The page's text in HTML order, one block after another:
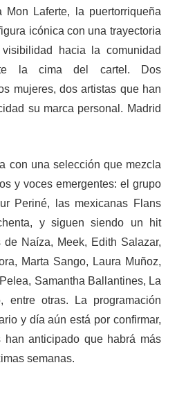
Laferte, la puertorriqueña
icónica con una trayectoria
hacia la comunidad
la cima del cartel. Dos
mujeres, dos artistas que han
su marca personal. Madrid
con una selección que mezcla
y voces emergentes: el grupo
Periné, las mexicanas Flans
y siguen siendo un hit
Naíza, Meek, Edith Salazar,
Marta Sango, Laura Muñoz,
Samantha Ballantines, La
entre otras. La programación
y día aún está por confirmar,
han anticipado que habrá más
semanas.